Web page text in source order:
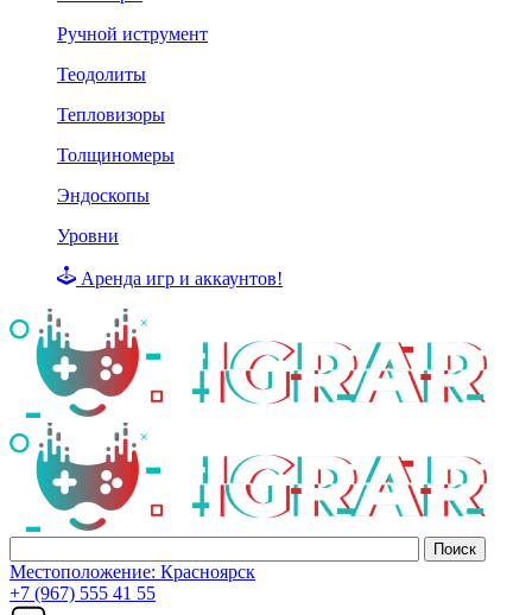
Ручной иструмент
Теодолиты
Тепловизоры
Толщиномеры
Эндоскопы
Уровни
Аренда игр и аккаунтов!
Местоположение: Красноярск
+7 (967) 555 41 55